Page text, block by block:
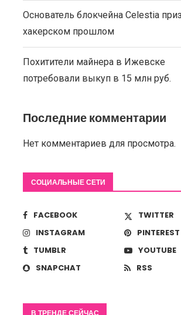
Основатель блокчейна Celestia
хакерском прошлом
Похитители майнера в Ижевске
потребовали выкуп в 15 млн руб.
Последние комментарии
Нет комментариев для просмотра.
СОЦИАЛЬНЫЕ СЕТИ
FACEBOOK
TWITTER
INSTAGRAM
PINTEREST
TUMBLR
YOUTUBE
SNAPCHAT
RSS
В ТРЕНДЕ СЕЙЧАС